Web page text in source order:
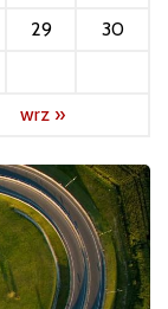
29
30
wrz »